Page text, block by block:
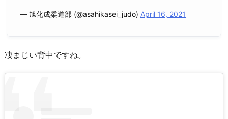
— 旭化成柔道部 (@asahikasei_judo) April 16, 2021
凄まじい背中ですね。